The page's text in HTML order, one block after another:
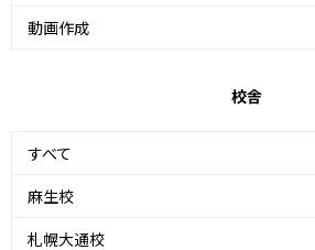
動画作成
校舎
すべて
麻生校
札幌大通校